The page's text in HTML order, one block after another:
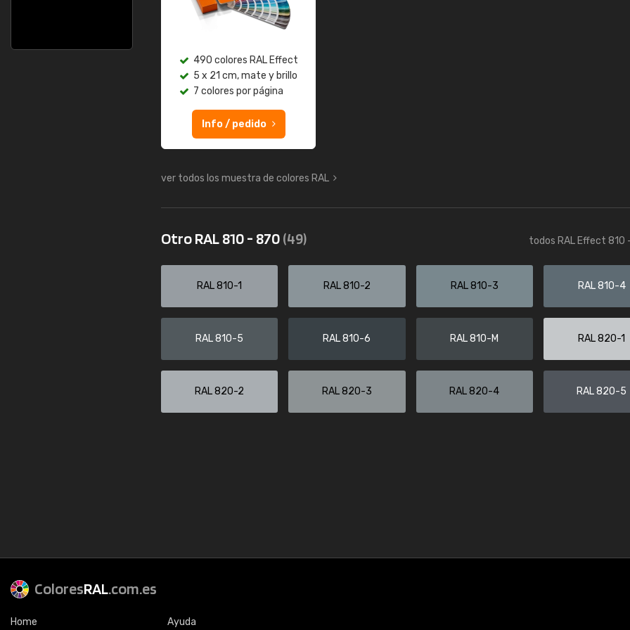
490 colores RAL Effect
5 x 21 cm, mate y brillo
7 colores por página
Info / pedido
ver todos los muestra de colores RAL
Otro RAL 810 - 870(49) todos RAL Effect 810
RAL 810-1 RAL 810-2 RAL 810-3 RAL 810-4
RAL 810-5 RAL 810-6 RAL 810-M RAL 820-1
RAL 820-2 RAL 820-3 RAL 820-4 RAL 820-5
ColoresRAL.com.es
Home Ayuda